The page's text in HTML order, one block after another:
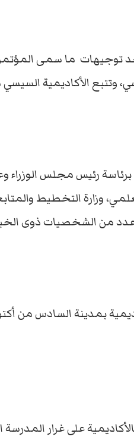
توجيهات ما سمى
رئيس مجلس
وزارة التخطيط
من الشخصيات ذوى
بمدينة السادس من
على غرار المدرسة